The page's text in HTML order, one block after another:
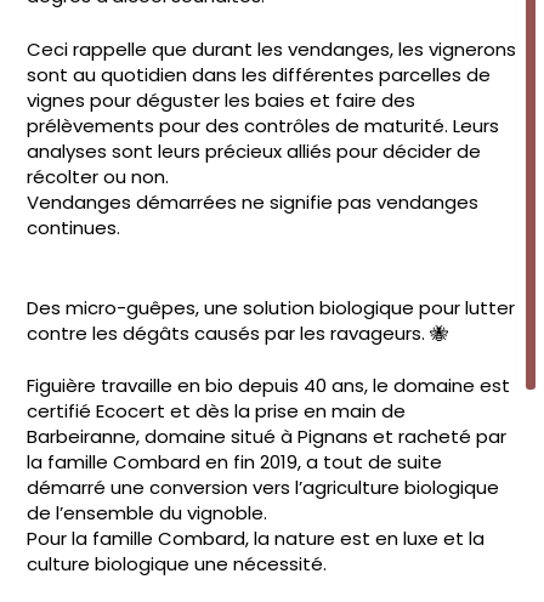
Ceci rappelle que durant les vendanges, les vignerons
sont au quotidien dans les différentes parcelles de
vignes pour déguster les baies et faire des
prélèvements pour des contrôles de maturité. Leurs
analyses sont leurs précieux alliés pour décider de
récolter ou non.
Vendanges démarrées ne signifie pas vendanges
continues.
Des micro-guêpes, une solution biologique pour lutter
contre les dégâts causés par les ravageurs. 🐝
Figuière travaille en bio depuis 40 ans, le domaine est
certifié Ecocert et dès la prise en main de
Barbeiranne, domaine situé à Pignans et racheté par
la famille Combard en fin 2019, a tout de suite
démarré une conversion vers l’agriculture biologique
de l’ensemble du vignoble.
Pour la famille Combard, la nature est en luxe et la
culture biologique une nécessité.